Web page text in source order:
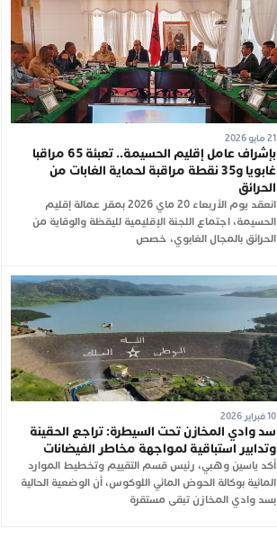
21 مايو 2026
بإشراف عامل إقليم الحسيمة.. تعبئة 65 مراقبا
غابويا و35 نقطة مراقبة لحماية الغابات من
الحرائق
انعقد يوم الأربعاء 20 ماي 2026 بمقر عمالة إقليم
الحسيمة، اجتماع اللجنة الإقليمية لليقظة والوقاية من
الحرائق بالمجال الغابوي، خصص
10 فبراير 2026
سد وادي المخازن تحت السيطرة: تراجع الحقينة
وتدابير استباقية لمواجهة مخاطر الفيضانات
أكد ياسين وهبي، رئيس قسم التقييم وتخطيط الموارد
المائية بوكالة الحوض المائي اللوكوس، أن الوضعية الحالية
بسد وادي المخازن تبقى مستقرة